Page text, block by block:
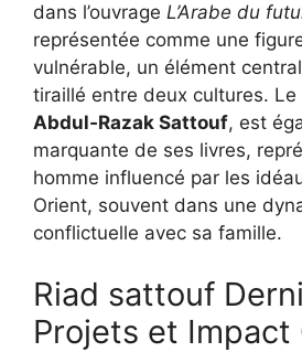
dans l’ouvrage L’Arabe du
représentée comme une
vulnérable, un élément
tiraillé entre deux cultures. Le
Abdul‑Razak Sattouf, est
marquante de ses livres,
homme influencé par les
Orient, souvent dans une
conflictuelle avec sa famille.
Riad sattouf
Projets et Impact